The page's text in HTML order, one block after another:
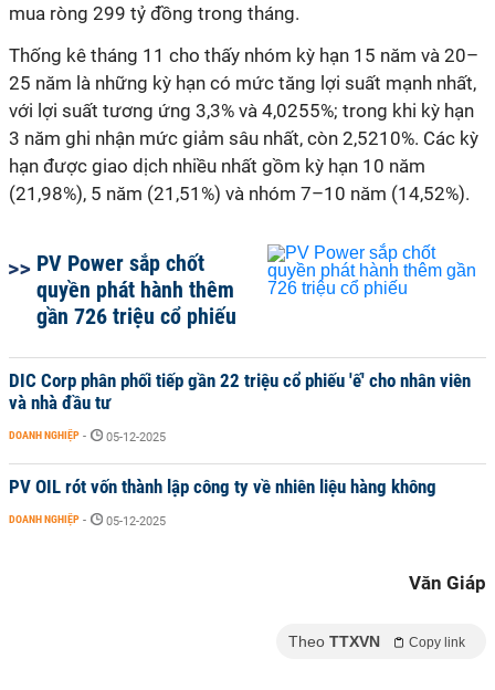
mua ròng 299 tỷ đồng trong tháng.
Thống kê tháng 11 cho thấy nhóm kỳ hạn 15 năm và 20–
25 năm là những kỳ hạn có mức tăng lợi suất mạnh nhất,
với lợi suất tương ứng 3,3% và 4,0255%; trong khi kỳ hạn
3 năm ghi nhận mức giảm sâu nhất, còn 2,5210%. Các kỳ
hạn được giao dịch nhiều nhất gồm kỳ hạn 10 năm
(21,98%), 5 năm (21,51%) và nhóm 7–10 năm (14,52%).
PV Power sắp chốt
quyền phát hành thêm
gần 726 triệu cổ phiếu
DIC Corp phân phối tiếp gần 22 triệu cổ phiếu 'ế' cho nhân viên
và nhà đầu tư
DOANH NGHIỆP - 05-12-2025
PV OIL rót vốn thành lập công ty về nhiên liệu hàng không
DOANH NGHIỆP - 05-12-2025
Văn Giáp
Theo TTXVN Copy link